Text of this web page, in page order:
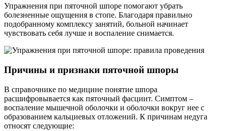
Упражнения при пяточной шпоре помогают убрать
болезненные ощущения в стопе. Благодаря правильно
подобранному комплексу занятий, больной начинает
чувствовать себя лучше и воспаление снимается.
Причины и признаки пяточной шпоры
В справочнике по медицине понятие шпора
расшифровывается как пяточный фасциит. Симптом –
воспаление мышечной оболочки и оболочки вокруг нее с
образованием кальциевых отложений. К причинам недуга
относят следующие: